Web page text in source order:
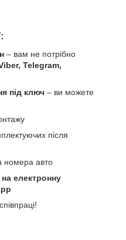
– вам не потрібно
Telegram,
під ключ – ви можете
після
номера авто
на електронну